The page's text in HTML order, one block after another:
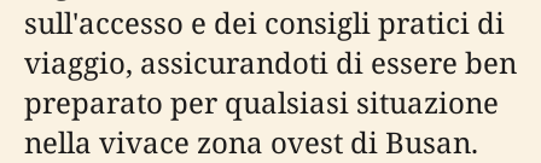
sull'accesso e dei consigli pratici di
viaggio, assicurandoti di essere ben
preparato per qualsiasi situazione
nella vivace zona ovest di Busan.